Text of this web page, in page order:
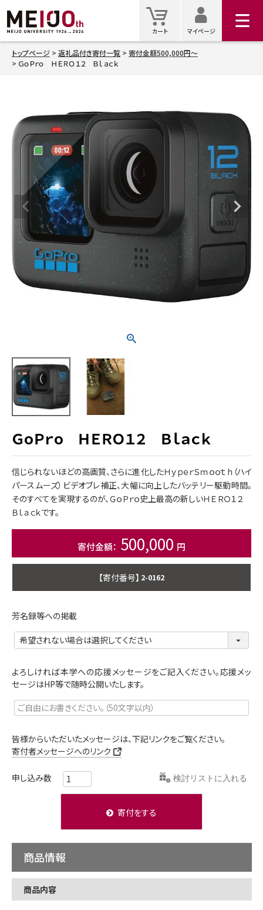
カート
カート
マイ
マイページ
トップページ 返礼品付き寄付一覧
寄付金額500,000円～
ＧｏＰｒｏ ＨＥＲＯ１２ Ｂｌａｃｋ
ＧｏＰｒｏ ＨＥＲＯ１２ Ｂｌａｃｋ
信じられないほどの高画質、さらに進化したＨｙｐｅｒＳｍｏｏｔｈ（ハイ
パースムーズ）ビデオブレ補正、大幅に向上したバッテリー駆動時間。
そのすべてを実現するのが、ＧｏＰｒｏ史上最高の新しいＨＥＲＯ１２
Ｂｌａｃｋです。
500,000
商品番号 2-0162
芳名録等への掲載
よろしければ本学への応援メッセージをご記入ください。応援メッ
セージはHP等で随時公開いたします。
皆様からいただいたメッセージは、下記リンクをご覧ください。
寄付者メッセージへのリンク
検討リストに入れる
寄付をする
商品情報
商品内容